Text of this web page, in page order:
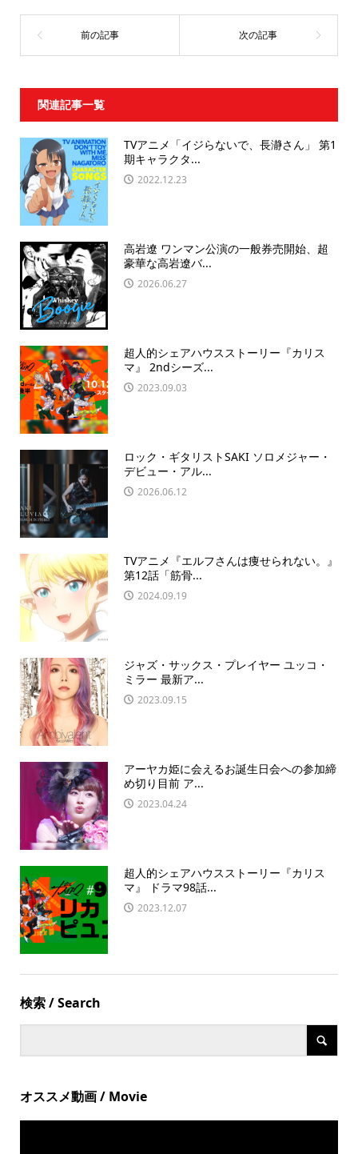
関連記事一覧
TVアニメ「イジらないで、長瀞さん」 第1
期キャラクタ...
2022.12.23
高岩遼 ワンマン公演の一般券売開始、超
豪華な高岩遼バ...
2026.06.27
超人的シェアハウスストーリー『カリス
マ』 2ndシーズ...
2023.09.03
ロック・ギタリストSAKI ソロメジャー・
デビュー・アル...
2026.06.12
TVアニメ『エルフさんは痩せられない。』
第12話「筋骨...
2024.09.19
ジャズ・サックス・プレイヤー ユッコ・
ミラー 最新ア...
2023.09.15
アーヤカ姫に会えるお誕生日会への参加締
め切り目前 ア...
2023.04.24
超人的シェアハウスストーリー『カリス
マ』 ドラマ98話...
2023.12.07
検索 / Search
オススメ動画 / Movie